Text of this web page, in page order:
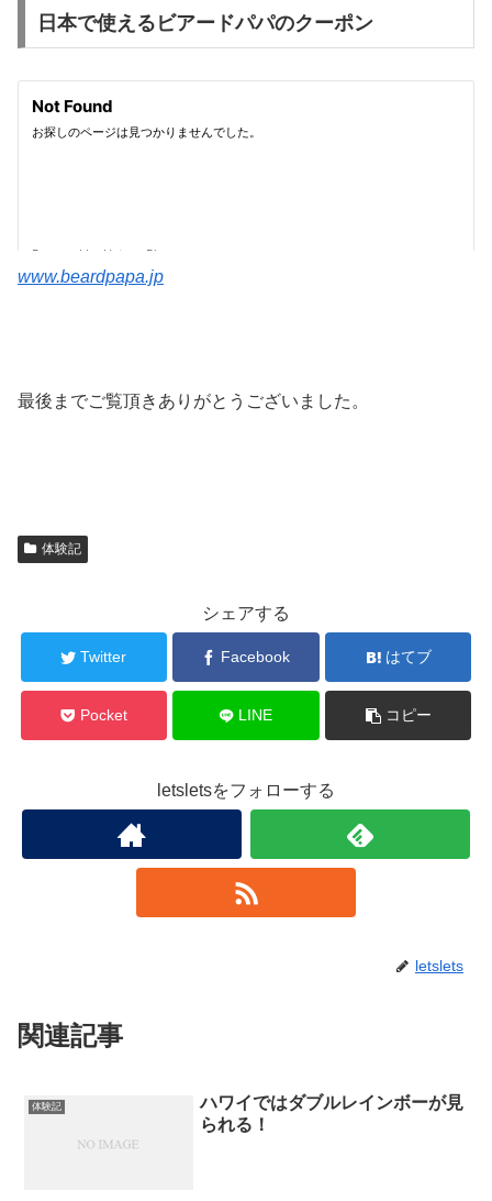
日本で使えるビアードパパのクーポン
www.beardpapa.jp
最後までご覧頂きありがとうございました。
体験記
シェアする
Twitter Facebook はてブ
Pocket LINE コピー
letsletsをフォローする
letslets
関連記事
体験記
ハワイではダブルレインボーが見
られる！